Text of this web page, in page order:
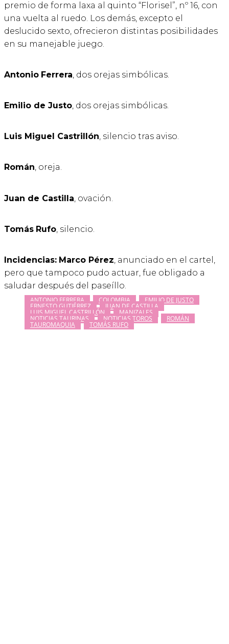
premio de forma laxa al quinto “Florisel”, nº 16, con
una vuelta al ruedo. Los demás, excepto el
deslucido sexto, ofrecieron distintas posibilidades
en su manejable juego.
Antonio Ferrera, dos orejas simbólicas.
Emilio de Justo, dos orejas simbólicas.
Luis Miguel Castrillón, silencio tras aviso.
Román, oreja.
Juan de Castilla , ovación.
Tomás Rufo, silencio.
Incidencias: Marco Pérez, anunciado en el cartel,
pero que tampoco pudo actuar, fue obligado a
saludar después del paseíllo.
ANTONIO FERRERA COLOMBIA EMILIO DE JUSTO
ERNESTO GUTIÉRREZ JUAN DE CASTILLA
LUIS MIGUEL CASTRILLÓN MANIZALES
NOTICIAS TAURINAS NOTICIAS TOROS ROMÁN
TAUROMAQUIA TOMÁS RUFO